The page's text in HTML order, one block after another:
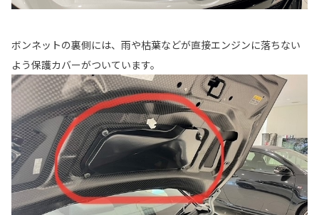
ボンネットの裏側には、雨や枯葉などが直接エンジンに落ちない
よう保護カバーがついています。